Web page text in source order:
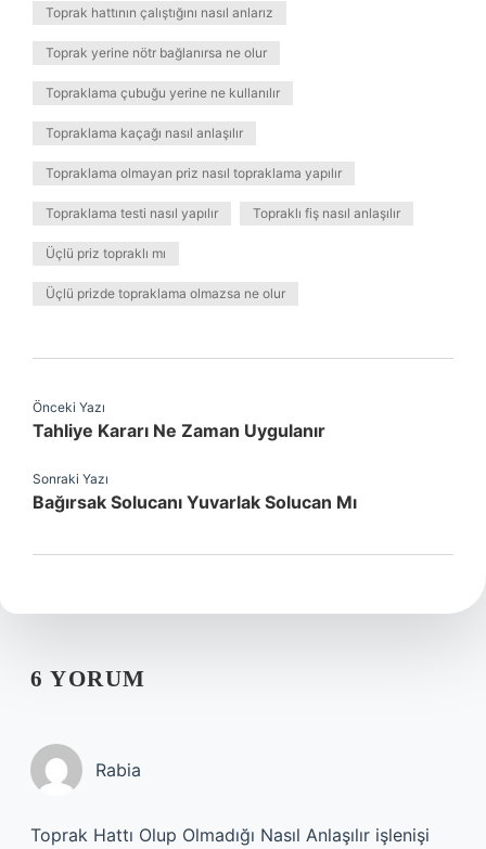
Toprak hattının çalıştığını nasıl anlarız
Toprak yerine nötr bağlanırsa ne olur
Topraklama çubuğu yerine ne kullanılır
Topraklama kaçağı nasıl anlaşılır
Topraklama olmayan priz nasıl topraklama yapılır
Topraklama testi nasıl yapılır Topraklı fiş nasıl anlaşılır
Üçlü priz topraklı mı
Üçlü prizde topraklama olmazsa ne olur
Önceki Yazı
Tahliye Kararı Ne Zaman Uygulanır
Sonraki Yazı
Bağırsak Solucanı Yuvarlak Solucan Mı
6 YORUM
Rabia
Toprak Hattı Olup Olmadığı Nasıl Anlaşılır işlenişi